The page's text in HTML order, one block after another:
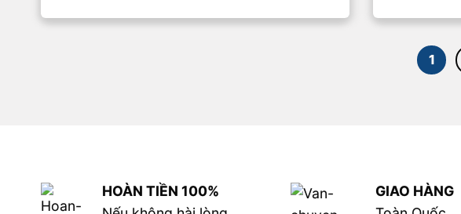
1
HOÀN TIỀN 100%
GIAO HÀNG